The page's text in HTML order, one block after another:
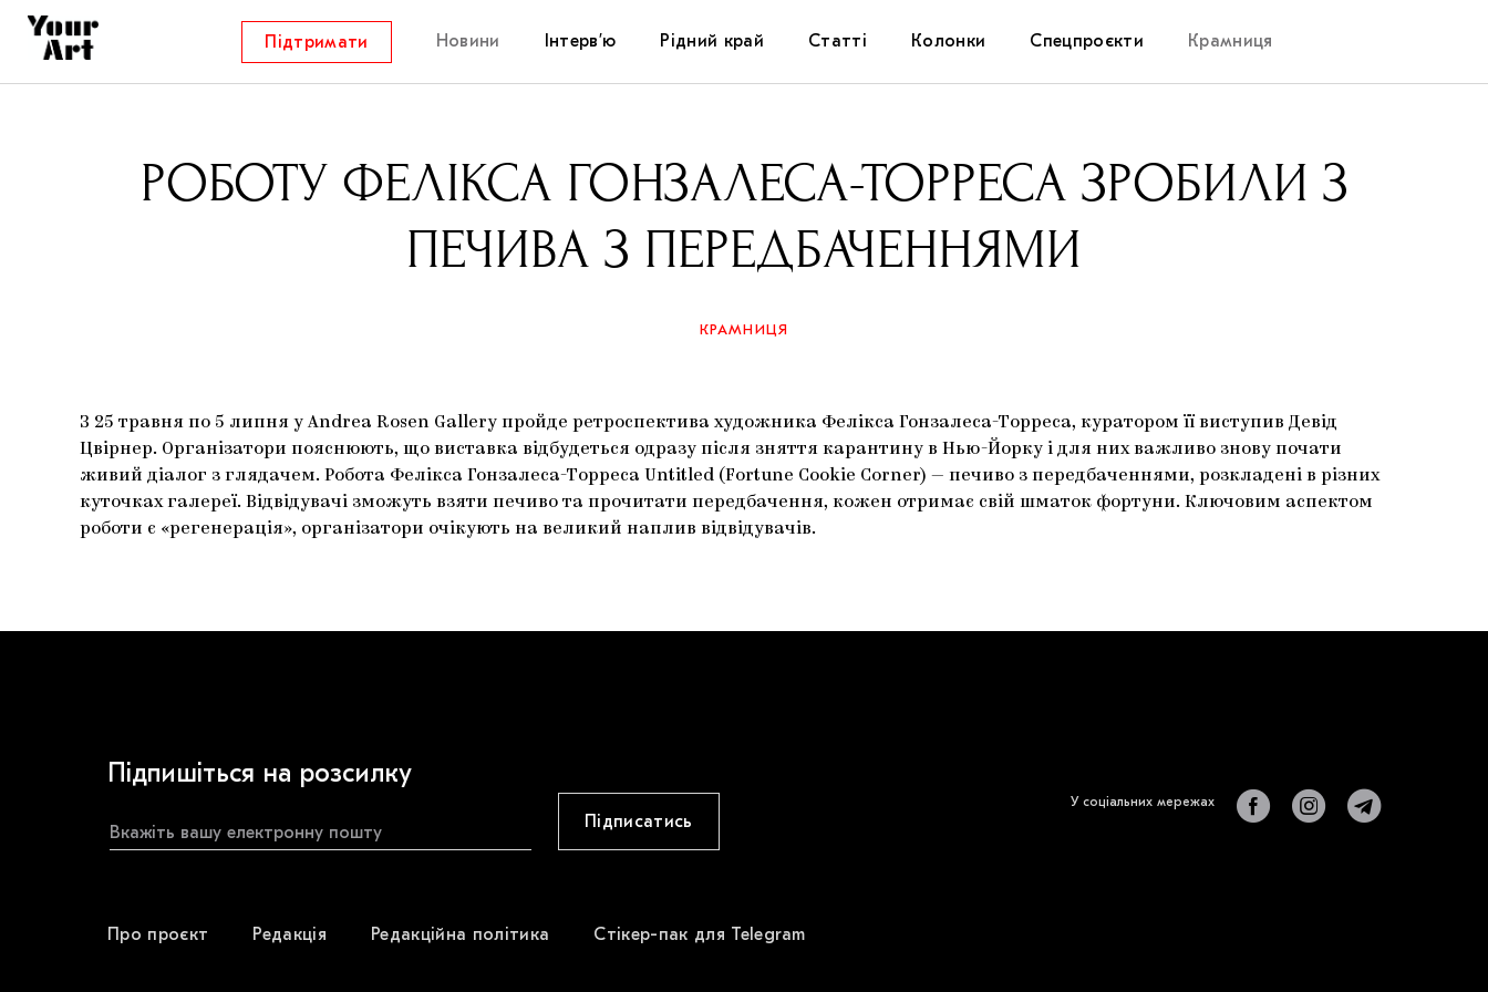
Підтримати Новини Інтерв’ю
Куратори
Архітектура
Рідний край
Самоорганізації
Освіта
Галереї
Артцентри
Статті
Коментарі
Історії
Колонки Спецпроєкти
Запалення
Як підтримувати українське мистецтво
Крамниця
РОБОТУ ФЕЛІКСА ГОНЗАЛЕСА-ТОРРЕСА ЗРОБИЛИ З
ПЕЧИВА З ПЕРЕДБАЧЕННЯМИ
КРАМНИЦЯ
З 25 травня по 5 липня у Andrea Rosen Gallery пройде ретроспектива художника Фелікса Гонзалеса-Торреса, куратором її виступив Девід
Цвірнер. Організатори пояснюють, що виставка відбудеться одразу після зняття карантину в Нью-Йорку і для них важливо знову почати
живий діалог з глядачем. Робота Фелікса Гонзалеса-Торреса Untitled (Fortune Cookie Corner) — печиво з передбаченнями, розкладені в різних
куточках галереї. Відвідувачі зможуть взяти печиво та прочитати передбачення, кожен отримає свій шматок фортуни. Ключовим аспектом
роботи є «регенерація», організатори очікують на великий наплив відвідувачів.
Підпишіться на розсилку
Підписатись
Про проєкт Редакція Редакційна політика Стікер-пак для Telegram
У соціальних мережах